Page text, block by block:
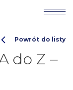
do Z –
Powrót do listy